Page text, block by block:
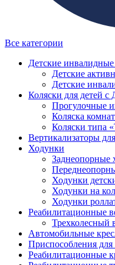
Все категории
Детские инвалидные
Детские
Детские
Коляски для детей
Прогулочные
Коляска
Коляски типа
Вертикализаторы
Ходунки
Заднеопорные
Ходунки
Ходунки на
Ходунки
Реабилитационные
Трехколесный
Автомобильные
Приспособления
Реабилитационные